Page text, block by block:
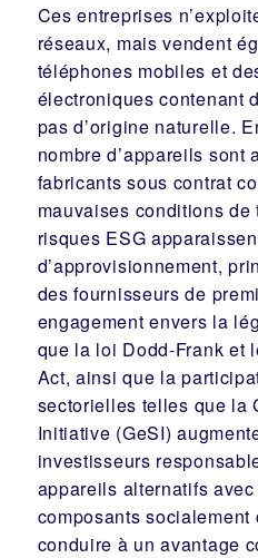
Ces entreprises
réseaux, mais vendent
téléphones mobiles et
électroniques contenant
pas d’origine naturelle.
nombre d’appareils sont
fabricants sous contrat
mauvaises conditions
risques ESG
d’approvisionnement,
des fournisseurs de
engagement envers la
que la loi Dodd-Frank et
Act, ainsi que la
sectorielles telles que la
Initiative (GeSI)
investisseurs
appareils alternatifs
composants socialement
conduire à un avantage